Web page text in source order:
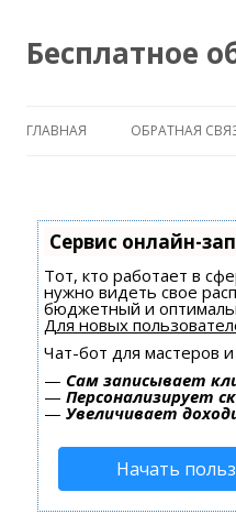
Бесплатное
ГЛАВНАЯ ОБРАТНАЯ
Сервис онлайн-
Тот, кто работает в
нужно видеть свое
бюджетный и
Для новых
Чат-бот для мастеров
— Сам записывает
— Персонализирует
— Увеличивает
Начать